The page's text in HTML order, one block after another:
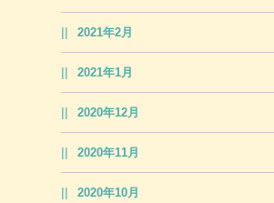
2021年2月
2021年1月
2020年12月
2020年11月
2020年10月